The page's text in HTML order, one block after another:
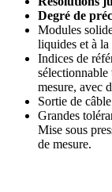
Degré de
Modules
liquides et à
Indices de
mesure, avec
Sortie de
Grandes
Mise sous
de mesure.